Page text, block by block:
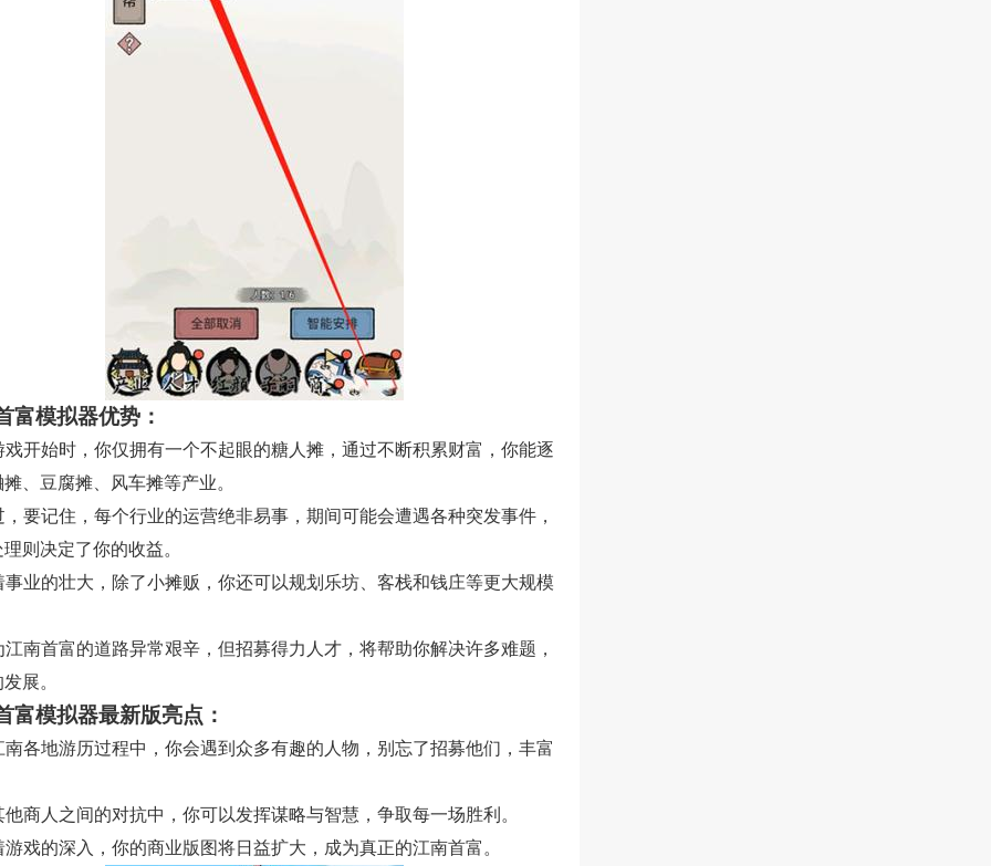
富模拟器优势：
戏开始时，你仅拥有一个不起眼的糖人摊，通过不断积累财富，你能逐
、豆腐摊、风车摊等产业。
，要记住，每个行业的运营绝非易事，期间可能会遭遇各种突发事件，
则决定了你的收益。
事业的壮大，除了小摊贩，你还可以规划乐坊、客栈和钱庄等更大规模
江南首富的道路异常艰辛，但招募得力人才，将帮助你解决许多难题，
展。
富模拟器最新版亮点：
南各地游历过程中，你会遇到众多有趣的人物，别忘了招募他们，丰富
他商人之间的对抗中，你可以发挥谋略与智慧，争取每一场胜利。
游戏的深入，你的商业版图将日益扩大，成为真正的江南首富。